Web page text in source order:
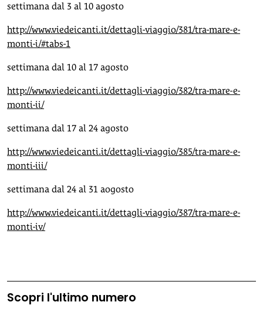
settimana dal 3 al 10 agosto
http://www.viedeicanti.it/dettagli-viaggio/381/tra-mare-e-
monti-i/#tabs-1
settimana dal 10 al 17 agosto
http://www.viedeicanti.it/dettagli-viaggio/382/tra-mare-e-
monti-ii/
settimana dal 17 al 24 agosto
http://www.viedeicanti.it/dettagli-viaggio/385/tra-mare-e-
monti-iii/
settimana dal 24 al 31 aogosto
http://www.viedeicanti.it/dettagli-viaggio/387/tra-mare-e-
monti-iv/
Scopri l'ultimo numero